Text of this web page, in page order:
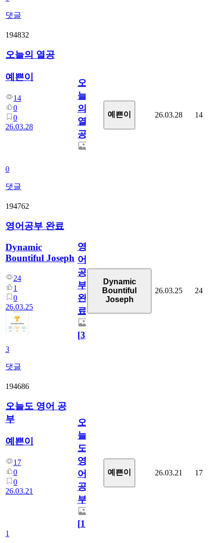
댓글
194832
오늘의 열공
예쁜이
14
0
0
26.03.28
0
댓글
오
늘
의
열
공
예쁜이 26.03.28 14
194762
영어공부 완료
Dynamic
Bountiful Joseph
24
1
0
26.03.25
3
댓글
영
어
공
부
완
료
[3]
Dynamic
Bountiful
Joseph
26.03.25 24
194686
오늘도 영어 공
부
예쁜이
17
0
0
26.03.21
1
오
늘
도
영
어
공
부
[1]
예쁜이 26.03.21 17